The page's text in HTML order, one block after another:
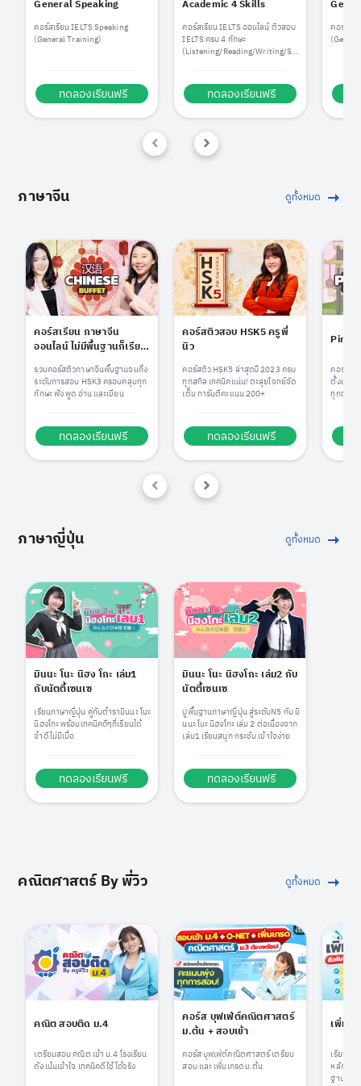
General Speaking
คอร์สเรียน IELTS Speaking
(General Training)
ทดลองเรียนฟรี
Academic 4 Skills
คอร์สเรียน IELTS ออนไลน์ ติวสอบ
IELTS ครบ 4 ทักษะ
(Listening/Reading/Writing/Sp
ทดลองเรียนฟรี
คอร์สเรี
ภาษาจีน ดูทั้งหมด
คอร์สเรียน ภาษาจีน
ออนไลน์ ไม่มีพื้นฐานก็เรียน
รวมคอร์สติวภาษาจีนพื้นฐานจนถึง
ระดับการสอบ HSK3 ครอบคลุมทุก
ทักษะ ฟัง พูด อ่าน และเขียน
ทดลองเรียนฟรี
คอร์สติวสอบ HSK5 ครูพี่
นิว
คอร์สติว HSK5 ล่าสุดปี 2023 ครบ
ทุกสกิล เทคนิคแน่น! ตะลุยโจทย์จัด
เต็ม การันตีคะแนน 200+
ทดลองเรียนฟรี
Pinyin
คอร์สเรี
ตั้งแต่ต้น
ทุกตัว จ
ภาษาญี่ปุ่น ดูทั้งหมด
มินนะ โนะ นิฮง โกะ เล่ม1
กับนัตตี้เซนเซ
เรียนภาษาญี่ปุ่น คู่กับตำรามินนะ โนะ
นิฮงโกะ พร้อมเทคนิคดีๆที่เรียนได้
จำดี ไม่มีเบื่อ
ทดลองเรียนฟรี
มินนะ โนะ นิฮงโกะ เล่ม2 กับ
นัตตี้เซนเซ
ปูพื้นฐานภาษาญี่ปุ่น สู่ระดับN5 กับ มิ
นนะ โนะ นิฮงโกะ เล่ม 2 ต่อเนื่องจาก
เล่ม1 เรียนสนุก กระชับ เข้าใจง่าย
ทดลองเรียนฟรี
คณิตศาสตร์ By พี่วิว ดูทั้งหมด
คณิต สอบติด ม.4
เตรียมสอบ คณิต เข้า ม.4 โรงเรียน
ดัง เน้นเข้าใจ เทคนิคดี ใช้ได้จริง
คอร์ส บุฟเฟ่ต์คณิตศาสตร์
ม.ต้น + สอบเข้า
คอร์ส บุฟเฟ่ต์คณิตศาสตร์ เตรียม
สอบ และ เพิ่มเกรด ม.ต้น
เพิ่มเ
เรียนค
หลักสูตร
ฐานก็เรี